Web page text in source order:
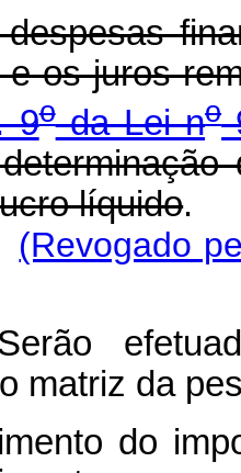
e os juros
9oda Lei no
líquido.
(Revogado
matriz da
do